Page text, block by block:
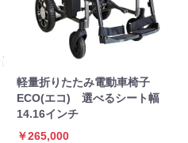
軽量折りたたみ電動車椅子
ECO(エコ) 選べるシート幅
14.16インチ
￥265,000